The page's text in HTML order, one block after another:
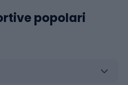
popolari